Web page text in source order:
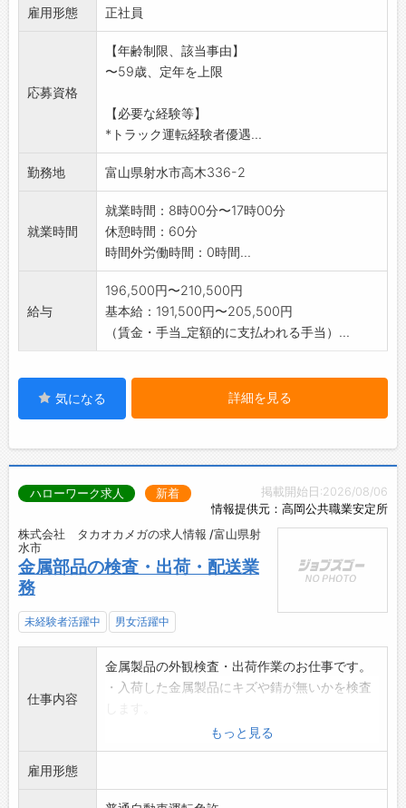
《2》4tウイング車を使用してのアルミサッシ
の運搬
・配送範囲は、富山県内
・フォークリフトを使用
雇用形態 正社員
応募資格
【年齢制限、該当事由】
〜59歳、定年を上限
【必要な経験等】
*トラック運転経験者優遇...
勤務地 富山県射水市高木336-2
就業時間
就業時間：8時00分〜17時00分
休憩時間：60分
時間外労働時間：0時間...
給与
196,500円〜210,500円
基本給：191,500円〜205,500円
（賃金・手当_定額的に支払われる手当）...
気になる 詳細を見る
掲載開始日:2026/08/06
情報提供元：高岡公共職業安定所
ハローワーク求人 新着
株式会社 タカオカメガの求人情報 /富山県射
水市
金属部品の検査・出荷・配送業
務
未経験者活躍中 男女活躍中
仕事内容
金属製品の外観検査・出荷作業のお仕事です。
・入荷した金属製品にキズや錆が無いかを検査
・検査した製品の梱包・出荷を行います。
・簡単な配送業務(配送エリア:富山県内)も行い
冷暖房完備の検査室で年中仕事ができます。
もっと見る
雇用形態